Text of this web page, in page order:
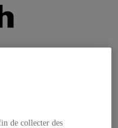
de collecter des